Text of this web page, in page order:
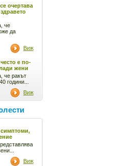
очертава
че
да
Виж
е по-
жени
че ракът
години...
Виж
Виж